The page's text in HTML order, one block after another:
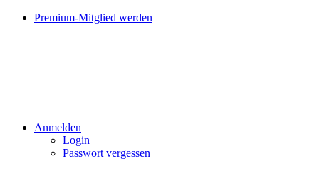
Premium-Mitglied werden
Anmelden
Login
Passwort vergessen